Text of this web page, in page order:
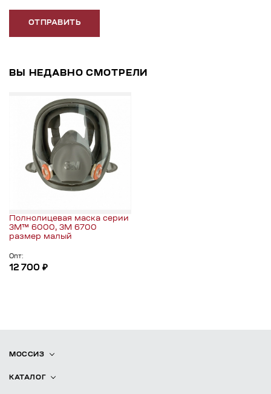
ОТПРАВИТЬ
ВЫ НЕДАВНО СМОТРЕЛИ
Полнолицевая маска серии
3М™ 6000, 3М 6700
размер малый
Опт:
12 700 ₽
МОССИЗ
КАТАЛОГ